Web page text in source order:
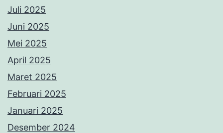
Juli 2025
Juni 2025
Mei 2025
April 2025
Maret 2025
Februari 2025
Januari 2025
Desember 2024